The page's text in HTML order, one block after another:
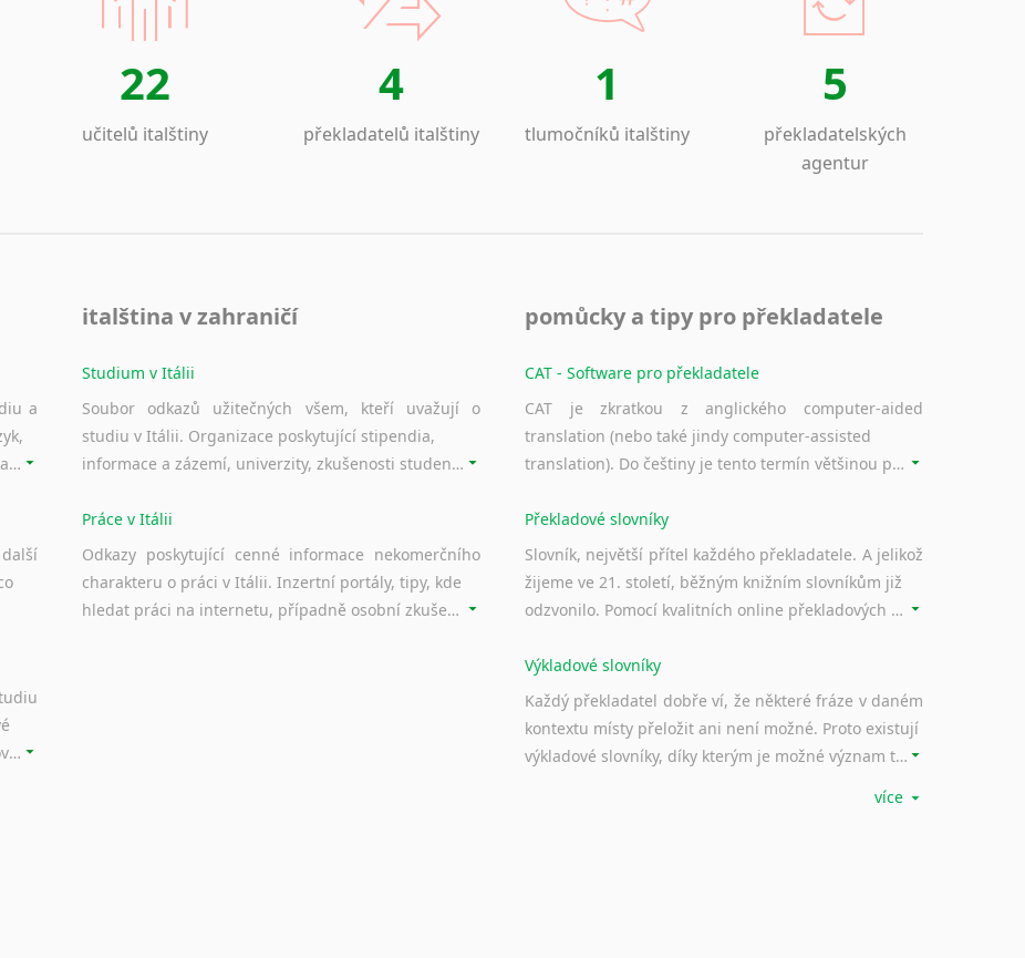
22
učitelů italštiny
4
překladatelů italštiny
1
tlumočníků italštiny
5
překladatelských
agentur
a
italsky mluvící země, italské portály apod. Rubrika obsahuje zejména komplexní a maximálně kvalitní stránky využitelné ke studiu italštiny.
certifikační autority, asociace pro podporu jazykového vzdělávání ad.
italština v zahraničí
Studium v Itálii
Soubor odkazů užitečných všem, kteří uvažují o
studiu v Itálii. Organizace poskytující stipendia,
informace a zázemí, univerzity, zkušenosti studentů.
Práce v Itálii
Odkazy poskytující cenné informace nekomerčního
charakteru o práci v Itálii. Inzertní portály, tipy, kde
hledat práci na internetu, případně osobní zkušenosti ostatních.
pomůcky a tipy pro překladatele
CAT - Software pro překladatele
CAT je zkratkou z anglického computer-aided
translation (nebo také jindy computer-assisted
translation). Do češtiny je tento termín většinou překládán jako počítačem podporovaný překlad či překlad podporovaný počítačem. Nástroje CAT ukládají překládané fráze a při dalším překladu vám je automaticky nabízejí, takže se již nemusíte zdržovat s jejich dalším překládáním.
Překladové slovníky
Slovník, největší přítel každého překladatele. A jelikož
žijeme ve 21. století, běžným knižním slovníkům již
odzvonilo. Pomocí kvalitních online překladových slovníků již nemusíte únavně listovat alfabetickým schématem uspořádání, stačí napsat vstupní frázi a dřív, než řeknete švec, vyskočí vám hledaný výraz.
Výkladové slovníky
Každý překladatel dobře ví, že některé fráze v daném
kontextu místy přeložit ani není možné. Proto existují
výkladové slovníky, díky kterým je možné význam takovýchto frází rozklíčovat.
více